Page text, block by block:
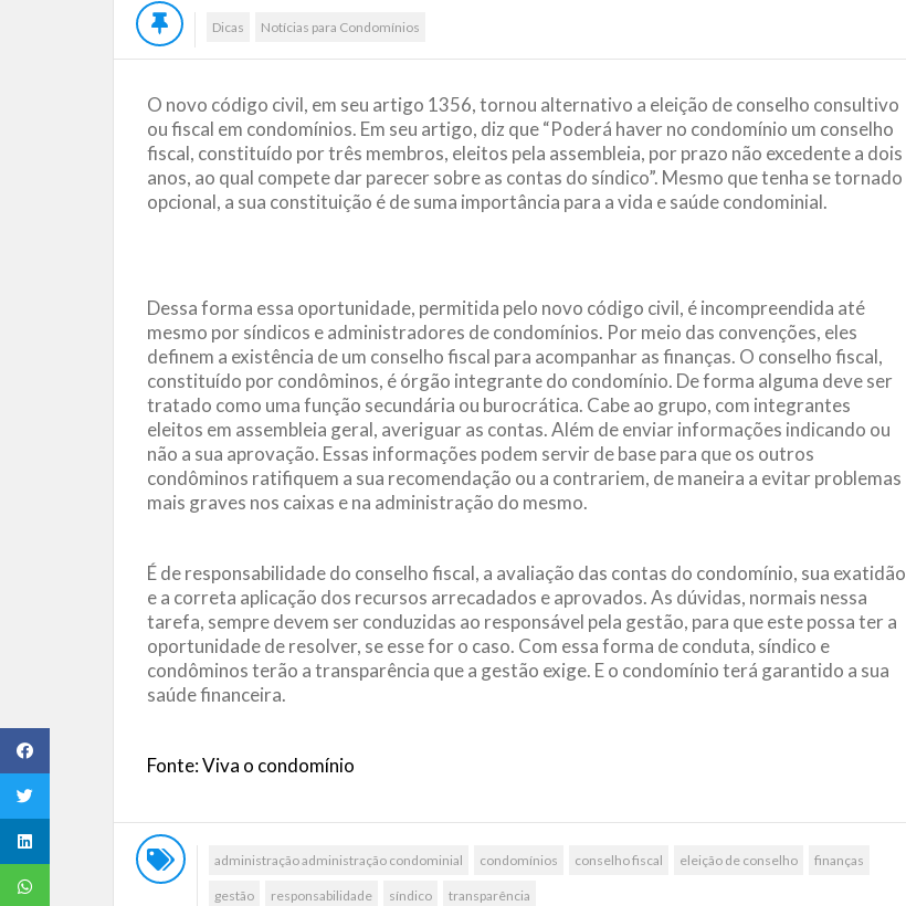
Dicas Notícias para Condomínios
O novo código civil, em seu artigo 1356, tornou alternativo a eleição de conselho consultivo
ou fiscal em condomínios. Em seu artigo, diz que “Poderá haver no condomínio um conselho
fiscal, constituído por três membros, eleitos pela assembleia, por prazo não excedente a dois
anos, ao qual compete dar parecer sobre as contas do síndico”. Mesmo que tenha se tornado
opcional, a sua constituição é de suma importância para a vida e saúde condominial.
Dessa forma essa oportunidade, permitida pelo novo código civil, é incompreendida até
mesmo por síndicos e administradores de condomínios. Por meio das convenções, eles
definem a existência de um conselho fiscal para acompanhar as finanças. O conselho fiscal,
constituído por condôminos, é órgão integrante do condomínio. De forma alguma deve ser
tratado como uma função secundária ou burocrática. Cabe ao grupo, com integrantes
eleitos em assembleia geral, averiguar as contas. Além de enviar informações indicando ou
não a sua aprovação. Essas informações podem servir de base para que os outros
condôminos ratifiquem a sua recomendação ou a contrariem, de maneira a evitar problemas
mais graves nos caixas e na administração do mesmo.
É de responsabilidade do conselho fiscal, a avaliação das contas do condomínio, sua exatidão
e a correta aplicação dos recursos arrecadados e aprovados. As dúvidas, normais nessa
tarefa, sempre devem ser conduzidas ao responsável pela gestão, para que este possa ter a
oportunidade de resolver, se esse for o caso. Com essa forma de conduta, síndico e
condôminos terão a transparência que a gestão exige. E o condomínio terá garantido a sua
saúde financeira.
Fonte: Viva o condomínio
administração administração condominial condomínios conselho fiscal eleição de conselho finanças
gestão responsabilidade síndico transparência